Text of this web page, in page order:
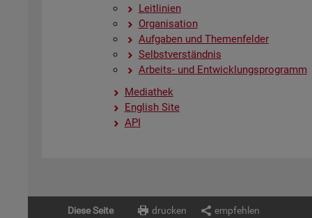
Leit­li­ni­en
Or­ga­ni­sa­ti­on
Auf­ga­ben und The­men­fel­der
Selbst­ver­ständ­nis
Ar­beits- und Ent­wick­lungs­pro­gramm
Me­dia­thek
English Site
API
Diese Seite drucken empfehlen